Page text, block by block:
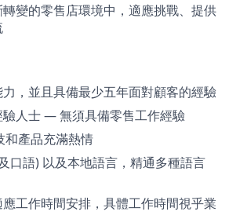
變的零售店環境中，適應挑戰、提供
，並且具備最少五年面對顧客的經驗
人士 — 無須具備零售工作經驗
和產品充滿熱情
口語) 以及本地語言，精通多種語言
工作時間安排，具體工作時間視乎業